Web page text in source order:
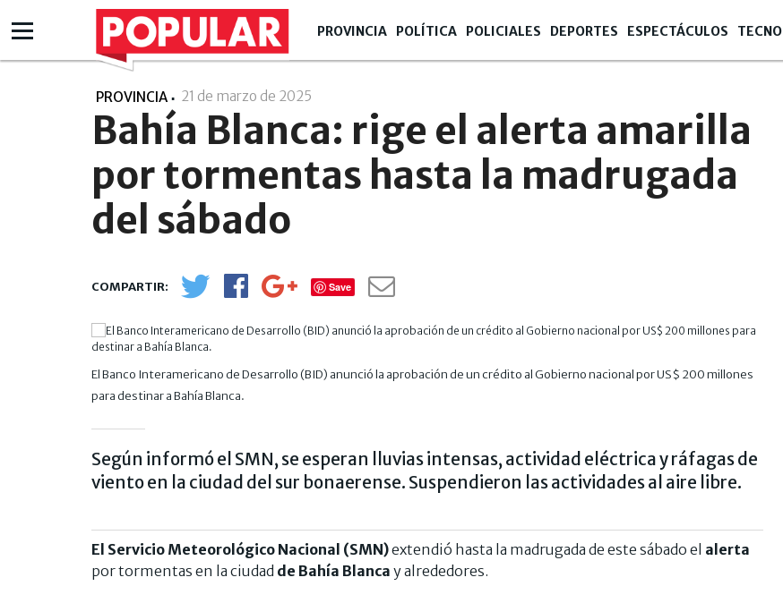
PROVINCIA POLÍTICA POLICIALES DEPORTES ESPECTÁCULOS TECNO
PROVINCIA 21 de marzo de 2025
Bahía Blanca: rige el alerta amarilla
por tormentas hasta la madrugada
del sábado
Save
El Banco Interamericano de Desarrollo (BID) anunció la aprobación de un crédito al Gobierno nacional por US$ 200 millones
para destinar a Bahía Blanca.
Según informó el SMN, se esperan lluvias intensas, actividad eléctrica y ráfagas de
viento en la ciudad del sur bonaerense. Suspendieron las actividades al aire libre.
El Servicio Meteorológico Nacional (SMN)extendió hasta la madrugada de este sábado el alerta
por tormentas en la ciudad de Bahía Blanca y alrededores.